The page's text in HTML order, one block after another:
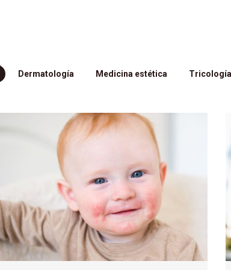
Dermatología Medicina estética Tricología